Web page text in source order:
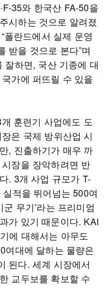
35와 한국산 FA-50을
시하는 것으로 알려졌
폴란드에서 실제 운영
받을 것으로 본다”며
잘하면, 국산 기종에 대
가에 퍼뜨릴 수 있을
훈련기 사업에도 도
은 국제 방위산업 시
, 진출하기가 매우 까
장을 장악하려면 반
. 3개 사업 규모가 T-
적을 뛰어넘는 500여
무기’라는 프리미엄
가 있기 때문이다. KAI
에 대해서는 아무도
여대에 달하는 물량은
된다. 세계 시장에서
교두보를 확보할 수